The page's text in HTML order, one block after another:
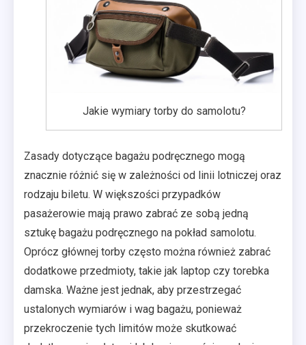
Jakie wymiary torby do samolotu?
Zasady dotyczące bagażu podręcznego mogą
znacznie różnić się w zależności od linii lotniczej oraz
rodzaju biletu. W większości przypadków
pasażerowie mają prawo zabrać ze sobą jedną
sztukę bagażu podręcznego na pokład samolotu.
Oprócz głównej torby często można również zabrać
dodatkowe przedmioty, takie jak laptop czy torebka
damska. Ważne jest jednak, aby przestrzegać
ustalonych wymiarów i wag bagażu, ponieważ
przekroczenie tych limitów może skutkować